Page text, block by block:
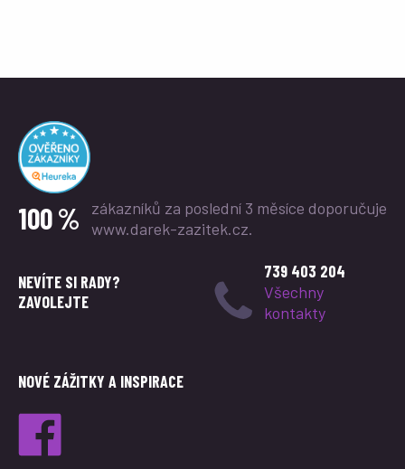
100 % zákazníků za poslední 3 měsíce doporučuje
www.darek-zazitek.cz.
NEVÍTE SI RADY?
ZAVOLEJTE
739 403 204
Všechny
kontakty
NOVÉ ZÁŽITKY A INSPIRACE